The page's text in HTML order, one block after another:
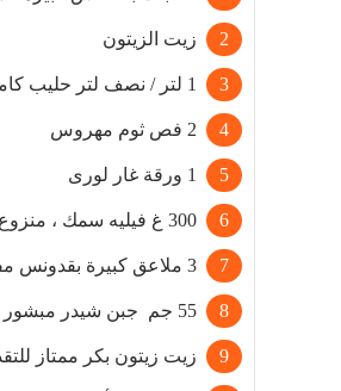
زيت الزيتون
1 لتر / نصف لتر حليب كامل الدسم (أو حليب خالي من اللاكتوز / خالي من الألبان إذا لزم الأمر)
2 فص ثوم مهروس
1 ورقة غار لورى
300 غ فيليه سمك ، منزوع الجلد ، منزوع العظم
3 ملاعق كبيرة بقدونس مفروم خشناً
55 جم جبن شيدر مبشور
زيت زيتون بكر ممتاز